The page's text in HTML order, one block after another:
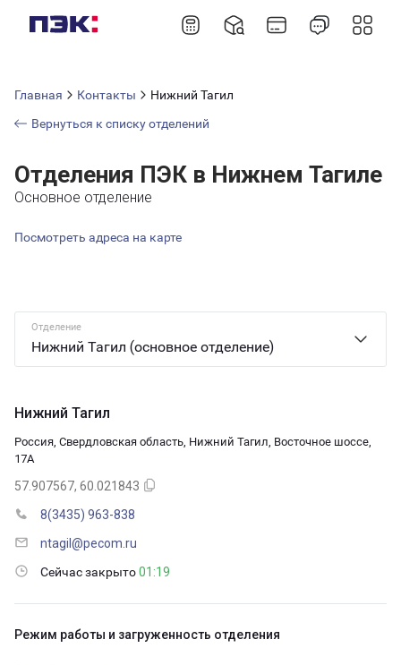
Главная Контакты
Нижний Тагил
Вернуться к списку отделений
Отделения ПЭК в Нижнем Тагиле
Основное отделение
Посмотреть адреса на карте
Отделение
Нижний Тагил (основное отделение)
Нижний Тагил
Россия, Свердловская область, Нижний Тагил, Восточное шоссе,
17А
57.907567, 60.021843
8(3435) 963-838
ntagil@pecom.ru
Сейчас закрыто01:19
Режим работы и загруженность отделения